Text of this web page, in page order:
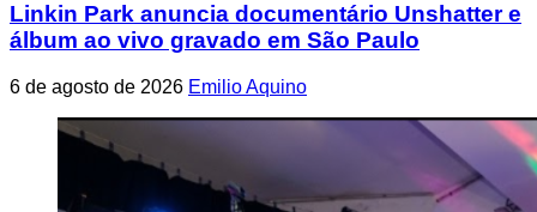
Linkin Park anuncia documentário Unshatter e
álbum ao vivo gravado em São Paulo
6 de agosto de 2026 Emilio Aquino